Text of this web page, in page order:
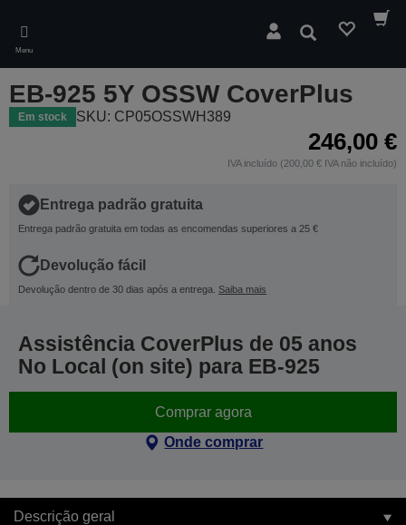
main
content
Menu
Pesquisar
EB-925 5Y OSSW CoverPlus
Em stock SKU: CP05OSSWH389
246,00 €
IVA incluído (200,00 € IVA não incluído)
Entrega padrão gratuita
Entrega padrão gratuita em todas as encomendas superiores a 25 €
Devolução fácil
Devolução dentro de 30 dias após a entrega. Saiba mais
Assistência CoverPlus de 05 anos
No Local (on site) para EB-925
Comprar agora
Onde comprar
Descrição geral